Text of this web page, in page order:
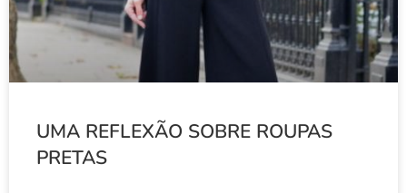
UMA REFLEXÃO SOBRE ROUPAS
PRETAS